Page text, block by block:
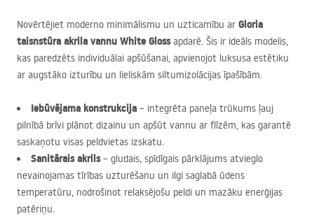
Novērtējiet moderno minimālismu un uzticamību ar Gloria
taisnstūra akrila vannu White Glossapdarē. Šis ir ideāls modelis,
kas paredzēts individuālai apšūšanai, apvienojot luksusa estētiku
ar augstāko izturību un lieliskām siltumizolācijas īpašībām.
Iebūvējama konstrukcija – integrēta paneļa trūkums ļauj
pilnībā brīvi plānot dizainu un apšūt vannu ar flīzēm, kas garantē
saskaņotu visas peldvietas izskatu.
Sanitārais akrils– gludais, spīdīgais pārklājums atvieglo
nevainojamas tīrības uzturēšanu un ilgi saglabā ūdens
temperatūru, nodrošinot relaksējošu peldi un mazāku enerģijas
patēriņu.